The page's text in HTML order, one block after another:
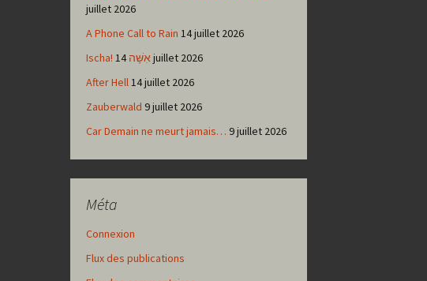
juillet 2026
A Phone Call to Rain 14 juillet 2026
Ischa! אִשָּׁה14 juillet 2026
After Hell14 juillet 2026
Zauberwald 9 juillet 2026
Car Demain ne meurt jamais… 9 juillet 2026
Méta
Connexion
Flux des publications